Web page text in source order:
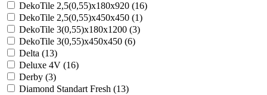
DekoTile 2,5(0,55)x180x920 (16)
DekoTile 2,5(0,55)x450x450 (1)
DekoTile 3(0,55)x180x1200 (3)
DekoTile 3(0,55)x450x450 (6)
Delta (13)
Deluxe 4V (16)
Derby (3)
Diamond Standart Fresh (13)